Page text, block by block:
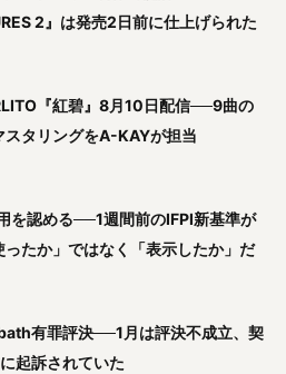
2』は発売2日前に仕上げられた
『紅碧』8月10日配信──9曲の
スタリングをA-KAYが担当
を認める──1週間前のIFPI新基準が
ったか」ではなく「表示したか」だ
有罪評決──1月は評決不成立、契
起訴されていた